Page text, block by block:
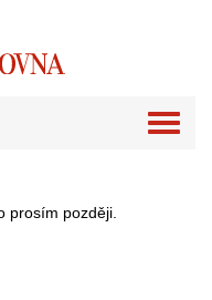
prosím později.